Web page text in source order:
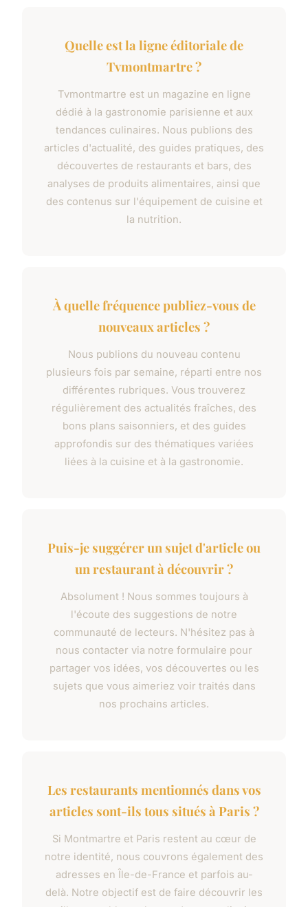
Quelle est la ligne éditoriale de
Tvmontmartre ?
Tvmontmartre est un magazine en ligne
dédié à la gastronomie parisienne et aux
tendances culinaires. Nous publions des
articles d'actualité, des guides pratiques, des
découvertes de restaurants et bars, des
analyses de produits alimentaires, ainsi que
des contenus sur l'équipement de cuisine et
la nutrition.
À quelle fréquence publiez-vous de
nouveaux articles ?
Nous publions du nouveau contenu
plusieurs fois par semaine, réparti entre nos
différentes rubriques. Vous trouverez
régulièrement des actualités fraîches, des
bons plans saisonniers, et des guides
approfondis sur des thématiques variées
liées à la cuisine et à la gastronomie.
Puis-je suggérer un sujet d'article ou
un restaurant à découvrir ?
Absolument ! Nous sommes toujours à
l'écoute des suggestions de notre
communauté de lecteurs. N'hésitez pas à
nous contacter via notre formulaire pour
partager vos idées, vos découvertes ou les
sujets que vous aimeriez voir traités dans
nos prochains articles.
Les restaurants mentionnés dans vos
articles sont-ils tous situés à Paris ?
Si Montmartre et Paris restent au cœur de
notre identité, nous couvrons également des
adresses en Île-de-France et parfois au-
delà. Notre objectif est de faire découvrir les